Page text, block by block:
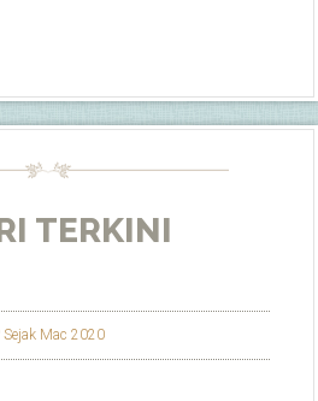
TERKINI
Sejak Mac 2020